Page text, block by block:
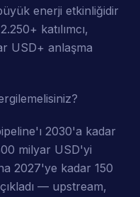
enerji etkinliğidir
katılımcı,
USD+ anlaşma
2030'a kadar
milyar USD'yi
2027'ye kadar 150
— upstream,